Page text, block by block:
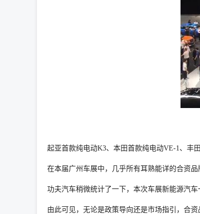
起亚首款纯电动K3、本田首款纯电动VE-1、丰
在本届广州车展中，几乎所有耳熟能详的合资
功夫汽车稍微统计了一下，本次车展新能源汽车
由此可见，无论是政策导向还是市场指引，合